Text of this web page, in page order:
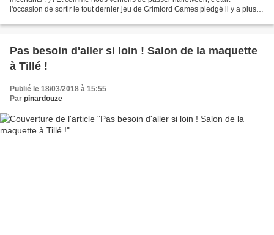
l'occasion de sortir le tout dernier jeu de Grimlord Games pledgé il y a plus
Pas besoin d'aller si loin ! Salon de la maquette
à Tillé !
Publié le 18/03/2018 à 15:55
Par pinardouze